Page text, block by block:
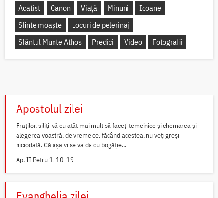
Acatist Canon Viață Minuni
Icoane
Sfinte moaște
Locuri de pelerinaj
Sfântul Munte Athos
Predici Video Fotografii
Apostolul zilei
Fraților, siliți-vă cu atât mai mult să faceți temeinice și chemarea și
alegerea voastră, de vreme ce, făcând acestea, nu veți greși
niciodată. Că așa vi se va da cu bogăție...
Ap. II Petru 1, 10-19